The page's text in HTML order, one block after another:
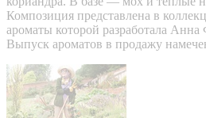
Композиция представлена в
ароматы которой разработала Анна
Выпуск ароматов в продажу